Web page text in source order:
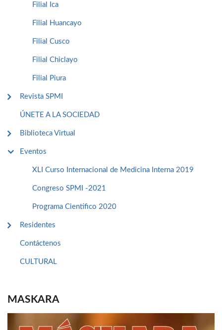
Filial Ica
Filial Huancayo
Filial Cusco
Filial Chiclayo
Filial Piura
Revista SPMI
ÚNETE A LA SOCIEDAD
Biblioteca Virtual
Eventos
XLI Curso Internacional de Medicina Interna 2019
Congreso SPMI -2021
Programa Cientifico 2020
Residentes
Contáctenos
CULTURAL
MASKARA